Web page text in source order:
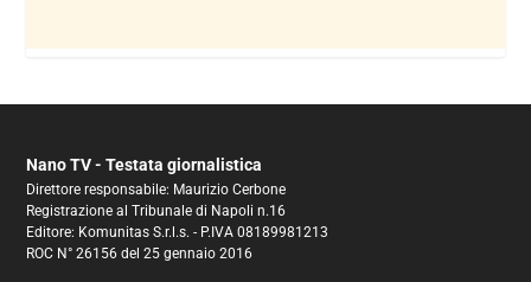
Nano TV - Testata giornalistica
Direttore responsabile: Maurizio Cerbone
Registrazione al Tribunale di Napoli n.16
Editore: Komunitas S.r.l.s. - P.IVA 08189981213
ROC N° 26156 del 25 gennaio 2016